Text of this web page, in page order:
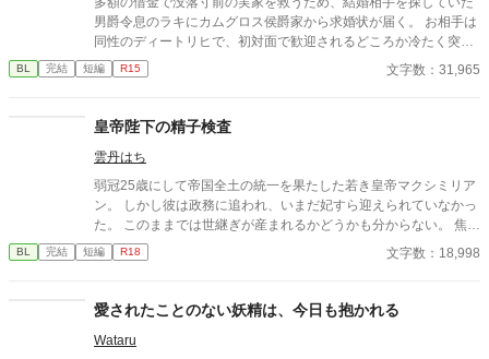
男爵令息のラキにカムグロス侯爵家から求婚状が届く。 お相手は
同性のディートリヒで、初対面で歓迎されるどころか冷たく突き
放されてしまう。 『必要最低限関わるな』 『愛人を作るな』
『男遊びならしてもいい』 ディートリヒから実家の借金を完済す
め上手なラキの周りには可愛い令息が集まり、推し活状態に。 一
方、ディートリヒだけが嫉妬で胃を痛める日々。 ラキへの恋心を
BL 完結 短編 R15 文字数：31,965
皇帝陛下の精子検査
雲丹はち
弱冠25歳にして帝国全土の統一を果たした若き皇帝マクシミリア
ン。 しかし彼は政務に追われ、いまだ妃すら迎えられていなかっ
た。 このままでは世継ぎが産まれるかどうかも分からない。 焦れ
た官僚たちに迫られ、マクシミリアンは世にも屈辱的な『検査』
を受けさせられることに――!?
BL 完結 短編 R18 文字数：18,998
愛されたことのない妖精は、今日も抱かれる
Wataru